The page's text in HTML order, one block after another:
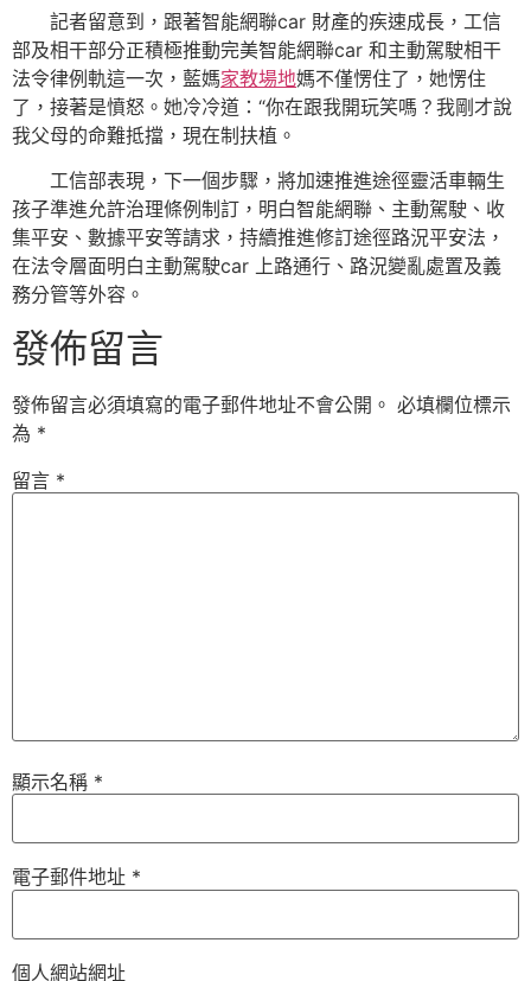
記者留意到，跟著智能網聯car 財產的疾速成長，工信
部及相干部分正積極推動完美智能網聯car 和主動駕駛相干
法令律例軌這一次，藍媽家教場地媽不僅愣住了，她愣住
了，接著是憤怒。她冷冷道：“你在跟我開玩笑嗎？我剛才說
我父母的命難抵擋，現在制扶植。
工信部表現，下一個步驟，將加速推進途徑靈活車輛生
孩子準進允許治理條例制訂，明白智能網聯、主動駕駛、收
集平安、數據平安等請求，持續推進修訂途徑路況平安法，
在法令層面明白主動駕駛car 上路通行、路況變亂處置及義
務分管等外容。
發佈留言
發佈留言必須填寫的電子郵件地址不會公開。 必填欄位標示
為 *
留言 *
顯示名稱 *
電子郵件地址 *
個人網站網址